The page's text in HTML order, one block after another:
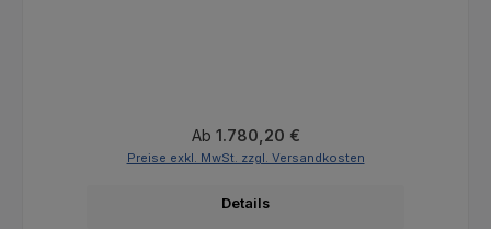
Regulärer Preis:
Ab 1.780,20 €
Preise exkl. MwSt. zzgl. Versandkosten
Details